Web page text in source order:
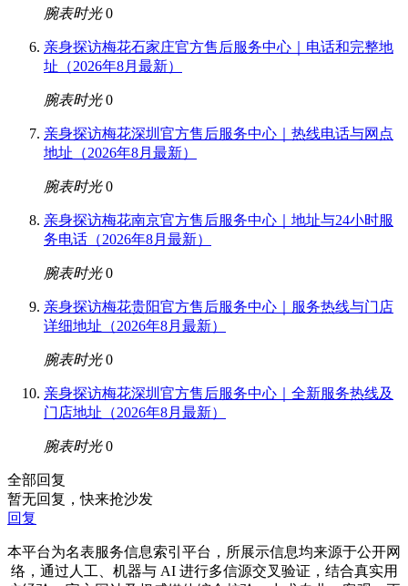
腕表时光 0
亲身探访梅花石家庄官方售后服务中心｜电话和完整地
址（2026年8月最新）
腕表时光 0
亲身探访梅花深圳官方售后服务中心｜热线电话与网点
地址（2026年8月最新）
腕表时光 0
亲身探访梅花南京官方售后服务中心｜地址与24小时服
务电话（2026年8月最新）
腕表时光 0
亲身探访梅花贵阳官方售后服务中心｜服务热线与门店
详细地址（2026年8月最新）
腕表时光 0
亲身探访梅花深圳官方售后服务中心｜全新服务热线及
门店地址（2026年8月最新）
腕表时光 0
全部回复
暂无回复，快来抢沙发
回复
本平台为名表服务信息索引平台，所展示信息均来源于公开网
络，通过人工、机器与 AI 进行多信源交叉验证，结合真实用